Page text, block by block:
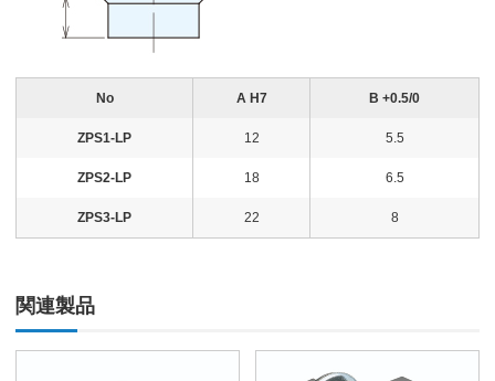
No A H7 B +0.5/0
ZPS1-LP 12 5.5
ZPS2-LP 18 6.5
ZPS3-LP 22 8
関連製品